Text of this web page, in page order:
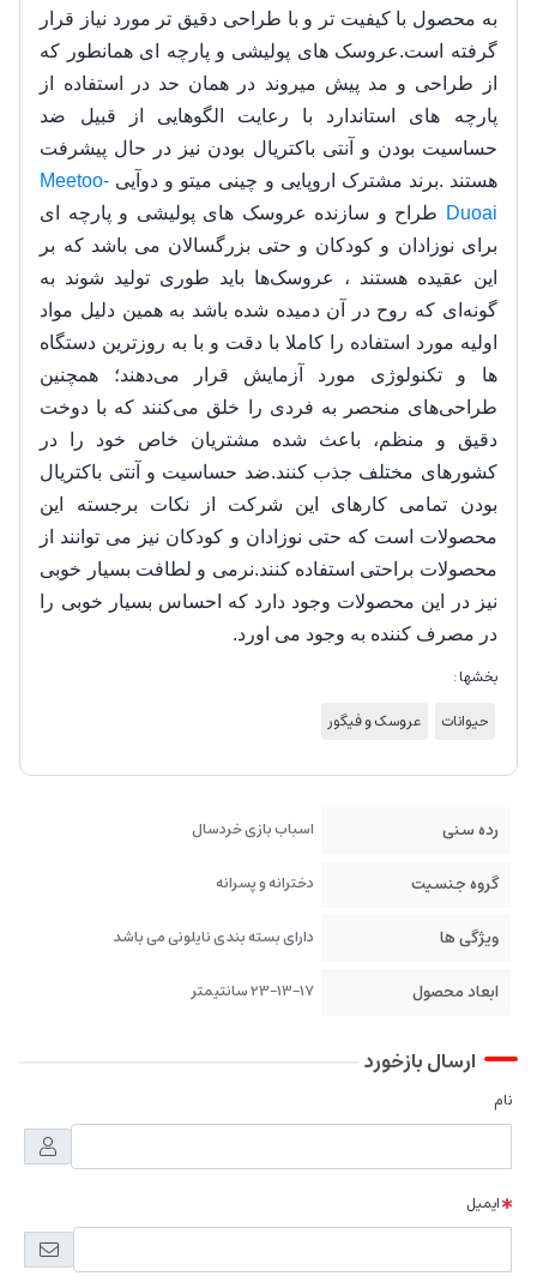
به محصول با کیفیت تر و با طراحی دقیق تر مورد نیاز قرار
گرفته است.عروسک های پولیشی و پارچه ای همانطور که
از طراحی و مد پیش میروند در همان حد در استفاده از
پارچه های استاندارد با رعایت الگوهایی از قبیل ضد
حساسیت بودن و آنتی باکتریال بودن نیز در حال پیشرفت
هستند .برند مشترک اروپایی و چینی میتو و دوآیی Meetoo-
Duoai طراح و سازنده عروسک های پولیشی و پارچه ای
برای نوزادان و کودکان و حتی بزرگسالان می باشد که بر
این عقیده هستند ، عروسک‌ها باید طوری تولید شوند به
گونه‌ای که روح در آن دمیده شده باشد به همین دلیل مواد
اولیه مورد استفاده را کاملا با دقت و با به روزترین دستگاه
ها و تکنولوژی مورد آزمایش قرار می‌دهند؛ همچنین
طراحی‌های منحصر به فردی را خلق می‌کنند که با دوخت
دقیق و منظم، باعث شده مشتریان خاص خود را در
کشورهای مختلف جذب کنند.ضد حساسیت و آنتی باکتریال
بودن تمامی کارهای این شرکت از نکات برجسته این
محصولات است که حتی نوزادان و کودکان نیز می توانند از
محصولات براحتی استفاده کنند.نرمی و لطافت بسیار خوبی
نیز در این محصولات وجود دارد که احساس بسیار خوبی را
در مصرف کننده به وجود می اورد.
بخشها :
حیوانات
عروسک و فیگور
رده سنی اسباب بازی خردسال
گروه جنسیت دخترانه و پسرانه
ویژگی ها دارای بسته بندی نایلونی می باشد
ابعاد محصول 23-13-17 سانتیمتر
ارسال بازخورد
نام
ایمیل